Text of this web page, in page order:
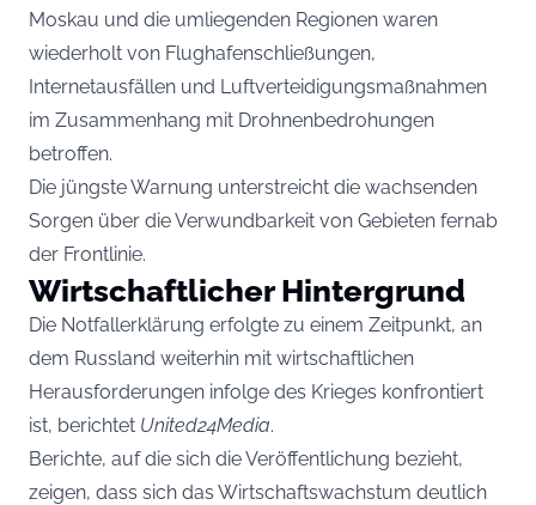
Moskau und die umliegenden Regionen waren
wiederholt von Flughafenschließungen,
Internetausfällen und Luftverteidigungsmaßnahmen
im Zusammenhang mit Drohnenbedrohungen
betroffen.
Die jüngste Warnung unterstreicht die wachsenden
Sorgen über die Verwundbarkeit von Gebieten fernab
der Frontlinie.
Wirtschaftlicher Hintergrund
Die Notfallerklärung erfolgte zu einem Zeitpunkt, an
dem Russland weiterhin mit wirtschaftlichen
Herausforderungen infolge des Krieges konfrontiert
ist, berichtet United24Media.
Berichte, auf die sich die Veröffentlichung bezieht,
zeigen, dass sich das Wirtschaftswachstum deutlich